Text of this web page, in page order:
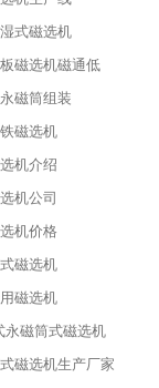
式磁选机
磁选机磁通低
磁筒组装
磁选机
机介绍
机公司
机价格
磁选机
磁选机
永磁筒式磁选机
磁选机生产厂家